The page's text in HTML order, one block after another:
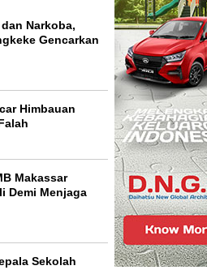
Narkoba,
Gencarkan
Himbauan
Makassar
Demi Menjaga
Sekolah